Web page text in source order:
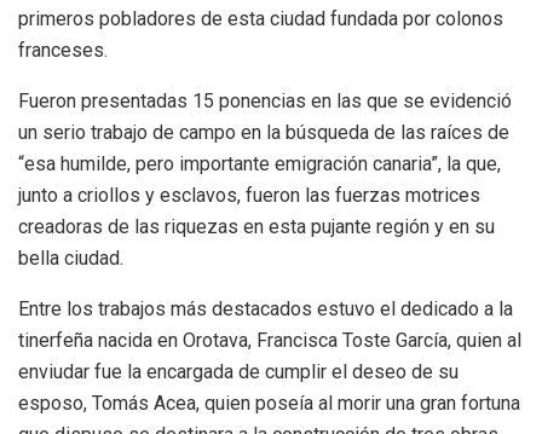
primeros pobladores de esta ciudad fundada por colonos
franceses.
Fueron presentadas 15 ponencias en las que se evidenció
un serio trabajo de campo en la búsqueda de las raíces de
“esa humilde, pero importante emigración canaria”, la que,
junto a criollos y esclavos, fueron las fuerzas motrices
creadoras de las riquezas en esta pujante región y en su
bella ciudad.
Entre los trabajos más destacados estuvo el dedicado a la
tinerfeña nacida en Orotava, Francisca Toste García, quien al
enviudar fue la encargada de cumplir el deseo de su
esposo, Tomás Acea, quien poseía al morir una gran fortuna